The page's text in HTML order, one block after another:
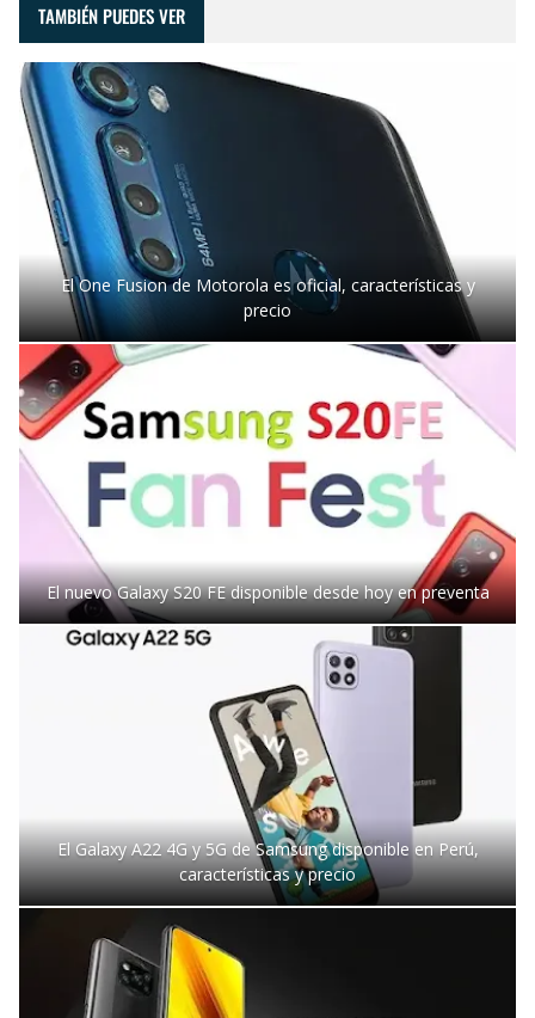
TAMBIÉN PUEDES VER
El One Fusion de Motorola es oficial, características y
precio
El nuevo Galaxy S20 FE disponible desde hoy en preventa
El Galaxy A22 4G y 5G de Samsung disponible en Perú,
características y precio